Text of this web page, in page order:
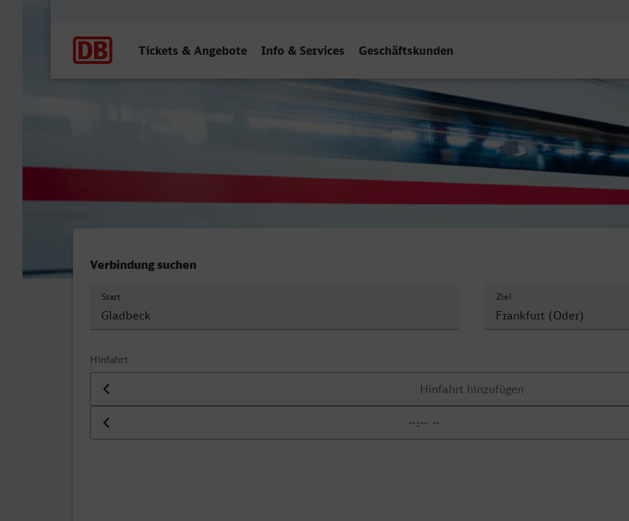
Tickets & Angebote Info & Services Geschäftskunden
Gladbeck West - Frankfurt (Oder)
Verbindung suchen
Start Ziel
Hinfahrt
Datum der Hinfahrt
Uhrzeit der Hinfahrt